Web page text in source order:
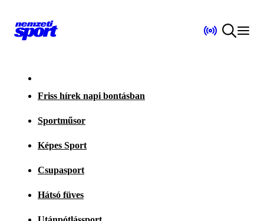
Friss hírek napi bontásban
Sportműsor
Képes Sport
Csupasport
Hátsó füves